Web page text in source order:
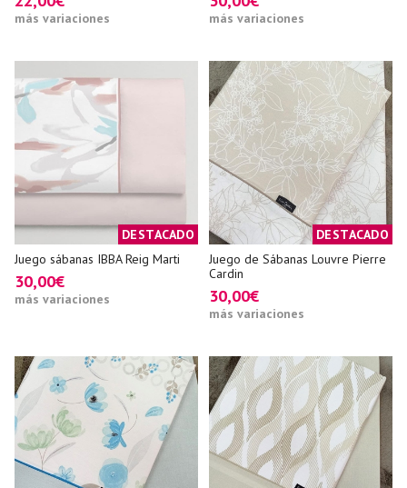
más variaciones más variaciones
DESTACADO
Juego sábanas IBBA Reig Marti
30,00€
más variaciones
DESTACADO
Juego de Sábanas Louvre Pierre
Cardin
30,00€
más variaciones